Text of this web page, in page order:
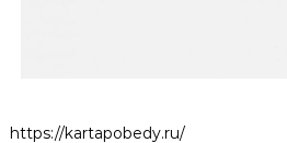
https://kartapobedy.ru/